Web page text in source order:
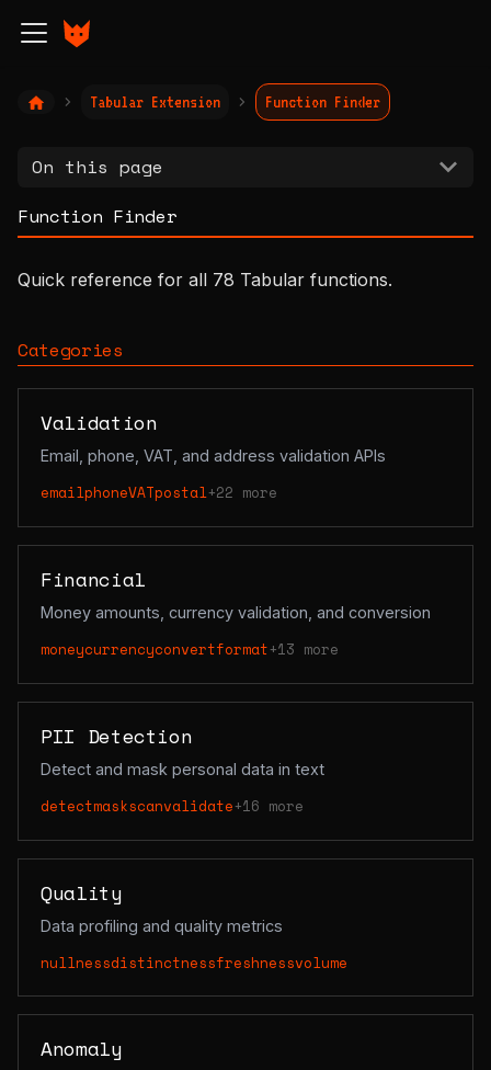
Tabular Extension Function Finder
On this page
Function Finder
Quick reference for all 78 Tabular functions.
Categories
Validation
Email, phone, VAT, and address validation APIs
emailphoneVATpostal+22 more
Financial
Money amounts, currency validation, and conversion
moneycurrencyconvertformat+13 more
PII Detection
Detect and mask personal data in text
detectmaskscanvalidate+16 more
Quality
Data profiling and quality metrics
nullnessdistinctnessfreshnessvolume
Anomaly